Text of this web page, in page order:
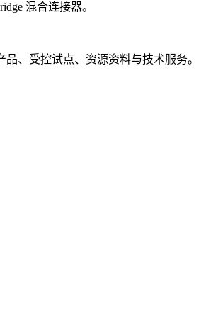
混合连接器。
品、受控试点、资源资料与技术服务。